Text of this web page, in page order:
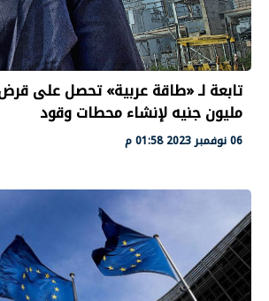
مليون جنيه لإنشاء محطات وقود
06 نوفمبر 2023 01:58 م